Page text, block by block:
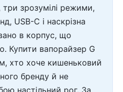
зрозумілі режими,
USB-C і наскрізна
в корпус, що
Купити вапорайзер G
хто хоче кишеньковий
бренду й не